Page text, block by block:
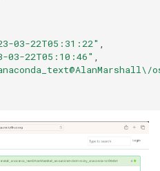
03-22T05:31:22"
03-22T05:10:46"